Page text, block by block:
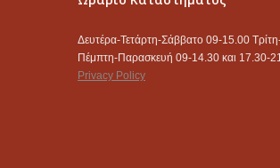
Δευτέρα-Τετάρτη-Σάββατο 09-15.00
Πέμπτη-Παρασκευή 09-14.30 και 17.30-
Privacy Policy